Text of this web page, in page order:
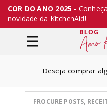
COR DO ANO 2025 -
novidade da KitchenAid!
Deseja comprar